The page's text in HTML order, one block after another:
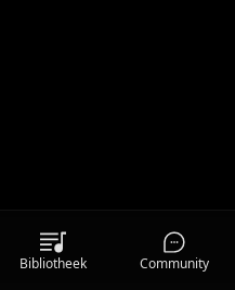
Bibliotheek Community